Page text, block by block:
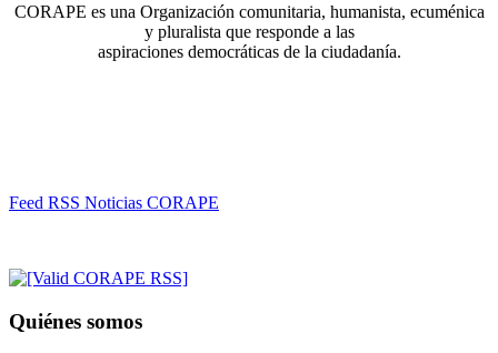
CORAPE es una Organización comunitaria, humanista, ecuménica
y pluralista que responde a las
aspiraciones democráticas de la ciudadanía.
Feed RSS Noticias CORAPE
Quiénes somos